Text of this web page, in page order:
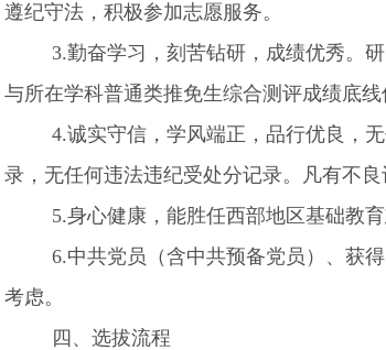
遵纪守法，积极参加志愿服务。
3.勤奋学习，刻苦钻研，成绩优秀。
与所在学科普通类推免生综合测评成绩底线
4.诚实守信，学风端正，品行优良，
录，无任何违法违纪受处分记录。凡有不良
5.身心健康，能胜任西部地区基础教育
6.中共党员（含中共预备党员）、获
考虑。
四、选拔流程